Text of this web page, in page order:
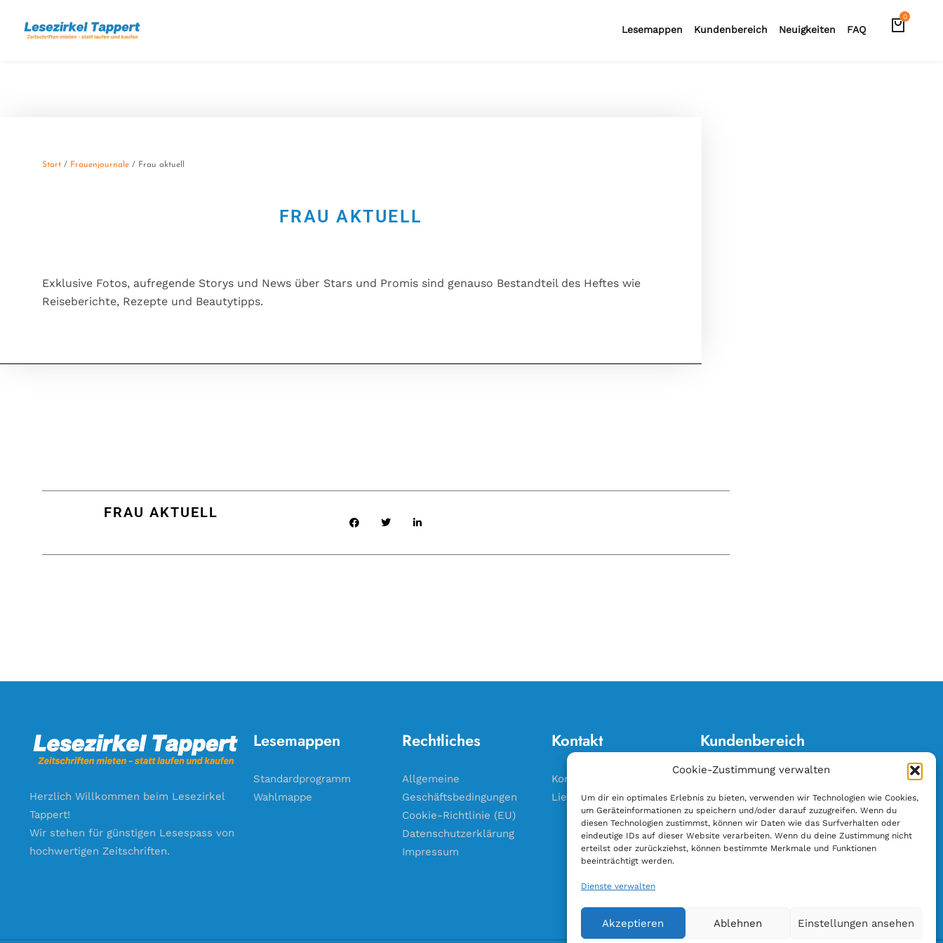
Cookie-Zustimmung verwalten
Um dir ein optimales Erlebnis zu bieten, verwenden wir Technologien wie Cookies,
um Geräteinformationen zu speichern und/oder darauf zuzugreifen. Wenn du
diesen Technologien zustimmst, können wir Daten wie das Surfverhalten oder
eindeutige IDs auf dieser Website verarbeiten. Wenn du deine Zustimmung nicht
erteilst oder zurückziehst, können bestimmte Merkmale und Funktionen
beeinträchtigt werden.
Dienste verwalten
Akzeptieren Ablehnen Einstellungen ansehen
0
Lesemappen Kundenbereich Neuigkeiten FAQ
Start / Frauenjournale / Frau aktuell
FRAU AKTUELL
Exklusive Fotos, aufregende Storys und News über Stars und Promis sind genauso Bestandteil des Heftes wie
Reiseberichte, Rezepte und Beautytipps.
FRAU AKTUELL
Herzlich Willkommen beim Lesezirkel
Tappert!
Wir stehen für günstigen Lesespass von
hochwertigen Zeitschriften.
Lesemappen
Standardprogramm
Wahlmappe
Rechtliches
Allgemeine
Geschäftsbedingungen
Cookie-Richtlinie (EU)
Datenschutzerklärung
Impressum
Kontakt
Kontakt
Liefergebiet
Kundenbereich
Anschrift ändern
E-Rechnung
Lesemappe kündigen
Lieferunterbrechung
Sortimentsänderung